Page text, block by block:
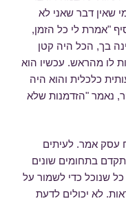
שאין דבר שאני לא
"אמרת לי כל הזמן,
בך, הכל היה קטן
לו מהראש. עכשיו הוא
כלכלית והוא היה
נאמר "הזדמנות שלא
עסק אמר. לעיתים
בתחומים שונים
שנוכל כדי לשמור על
לא יכולים לדעת